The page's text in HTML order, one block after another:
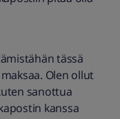
tässä
Olen ollut
sanottua
kanssa